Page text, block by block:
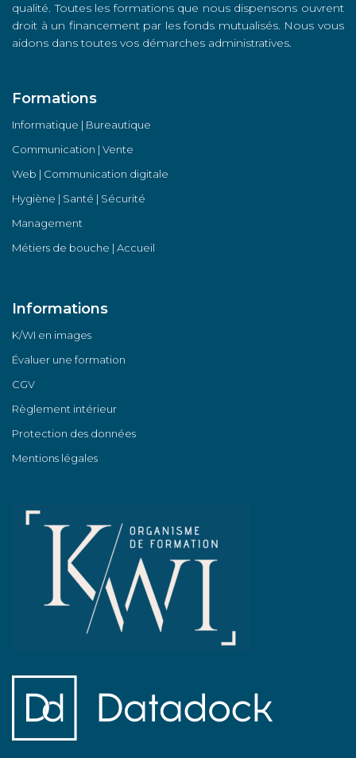
qualité. Toutes les formations que nous dispensons ouvrent
droit à un financement par les fonds mutualisés. Nous vous
aidons dans toutes vos démarches administratives.
Formations
Informatique | Bureautique
Communication | Vente
Web | Communication digitale
Hygiène | Santé | Sécurité
Management
Métiers de bouche | Accueil
Informations
K/WI en images
Évaluer une formation
CGV
Règlement intérieur
Protection des données
Mentions légales